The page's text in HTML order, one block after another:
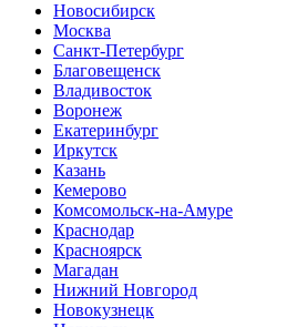
Новосибирск
Москва
Санкт-Петербург
Благовещенск
Владивосток
Воронеж
Екатеринбург
Иркутск
Казань
Кемерово
Комсомольск-на-Амуре
Краснодар
Красноярск
Магадан
Нижний Новгород
Новокузнецк